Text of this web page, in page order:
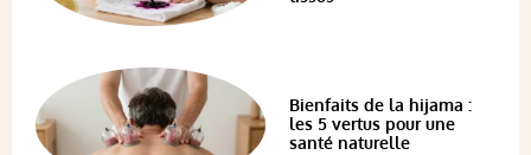
Bienfaits de la hijama :
les 5 vertus pour une
santé naturelle